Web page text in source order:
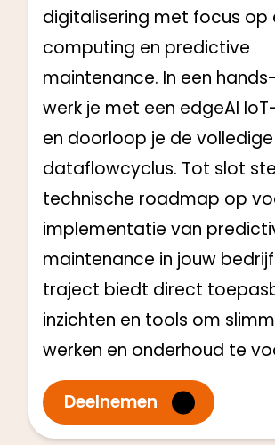
digitalisering met focus op
computing en predictive
maintenance. In een
werk je met een edgeAI
en doorloop je de volledige
dataflowcyclus. Tot slot
technische roadmap op
implementatie van
maintenance in jouw
traject biedt direct
inzichten en tools om
werken en onderhoud te
Deelnemen
Start: Q1 2025
Directie en Management